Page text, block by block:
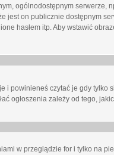
ogólnodostępnym serwerze,
jest on publicznie dostępnym
hasłem itp. Aby wstawić
i powinieneś czytać je gdy
ogłoszenia zależy od tego,
w przeglądzie for i tylko na